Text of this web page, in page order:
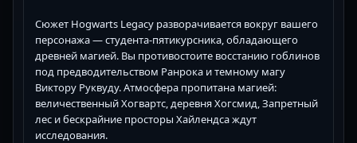
Сюжет Hogwarts Legacy разворачивается вокруг вашего
персонажа — студента-пятикурсника, обладающего
древней магией. Вы противостоите восстанию гоблинов
под предводительством Ранрока и темному магу
Виктору Руквуду. Атмосфера пропитана магией:
величественный Хогвартс, деревня Хогсмид, Запретный
лес и бескрайние просторы Хайлендса ждут
исследования.